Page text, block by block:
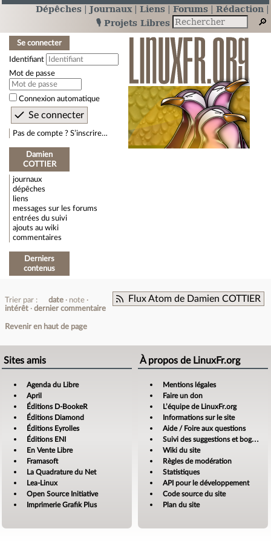
Dépêches Journaux Liens Forums
Rédaction
🎙️ Projets Libres
Se connecter
Identifiant
Mot de passe
Connexion automatique
Pas de compte ? S’inscrire…
Damien
COTTIER
journaux
dépêches
liens
messages sur les forums
entrées du suivi
ajouts au wiki
commentaires
Derniers
contenus
Flux Atom de Damien COTTIER
Trier par : date
note
intérêt
dernier commentaire
Revenir en haut de page
Sites amis
Agenda du Libre
April
Éditions D-BookeR
Éditions Diamond
Éditions Eyrolles
Éditions ENI
En Vente Libre
Framasoft
La Quadrature du Net
Lea-Linux
Open Source Initiative
Imprimerie Grafik Plus
À propos de LinuxFr.org
Mentions légales
Faire un don
L’équipe de LinuxFr.org
Informations sur le site
Aide / Foire aux questions
Suivi des suggestions et bogues
Wiki du site
Règles de modération
Statistiques
API pour le développement
Code source du site
Plan du site